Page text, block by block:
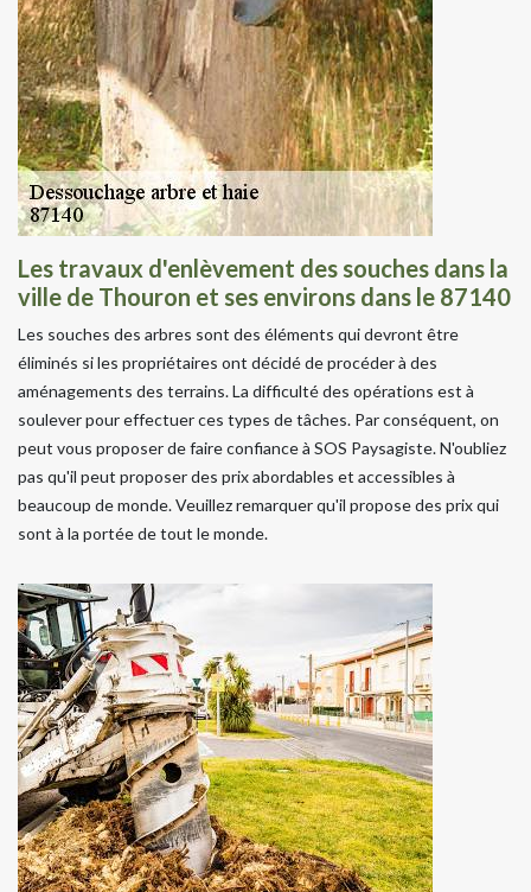
Les travaux d'enlèvement des souches dans la
ville de Thouron et ses environs dans le 87140
Les souches des arbres sont des éléments qui devront être
éliminés si les propriétaires ont décidé de procéder à des
aménagements des terrains. La difficulté des opérations est à
soulever pour effectuer ces types de tâches. Par conséquent, on
peut vous proposer de faire confiance à SOS Paysagiste. N'oubliez
pas qu'il peut proposer des prix abordables et accessibles à
beaucoup de monde. Veuillez remarquer qu'il propose des prix qui
sont à la portée de tout le monde.